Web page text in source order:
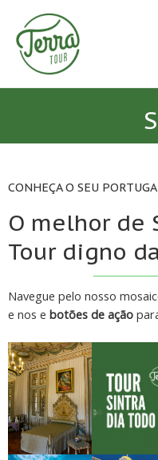
CONHEÇA O SEU
O melhor de
Tour digno
Navegue pelo nosso
e nos e botões de ação